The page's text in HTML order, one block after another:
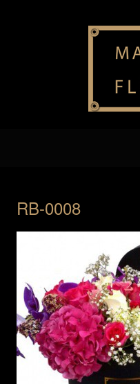
RB-0008